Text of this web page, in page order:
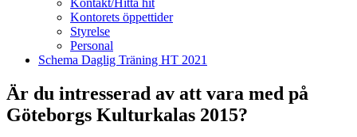
Kontorets öppettider
Styrelse
Personal
Schema Daglig Träning HT 2021
Är du intresserad av att vara med på
Göteborgs Kulturkalas 2015?